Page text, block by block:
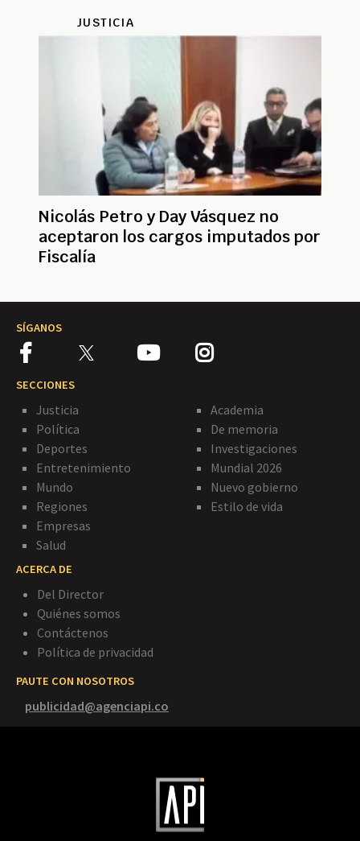
JUSTICIA
Nicolás Petro y Day Vásquez no
aceptaron los cargos imputados por
Fiscalía
SÍGANOS
SECCIONES
Justicia
Política
Deportes
Entretenimiento
Mundo
Regiones
Empresas
Salud
Academia
De memoria
Investigaciones
Mundial 2026
Nuevo gobierno
Estilo de vida
ACERCA DE
Del Director
Quiénes somos
Contáctenos
Política de privacidad
PAUTE CON NOSOTROS
publicidad@agenciapi.co